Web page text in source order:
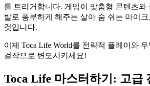
를 트리거합니다. 게임이 맞춤형 콘텐츠와
발로 풍부하게 해주는 살아 숨 쉬는 마이
것입니다.
이제 Toca Life World를 전략적 플레이와
걸작으로 변모시키세요!
Toca Life 마스터하기: 고급